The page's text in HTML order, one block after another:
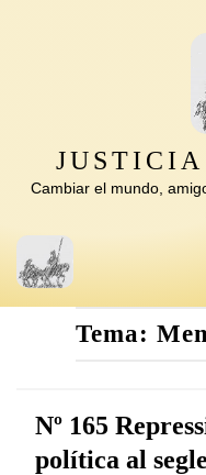
Cambiar el mundo,
Tema:
Nº 165
política al